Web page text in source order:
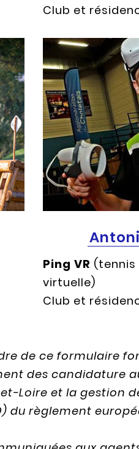
Club et
Ping VR
virtuelle)
Club et
de ce formulaire
des candidature
Loire et la gestion
du règlement